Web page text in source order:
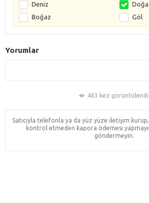
Deniz
Doğa
Boğaz
Göl
Yorumlar
463 kez görüntülendi.
Satıcıyla telefonla ya da yüz yüze iletişim
kontrol etmeden kapora ödemesi
göndermeyin.